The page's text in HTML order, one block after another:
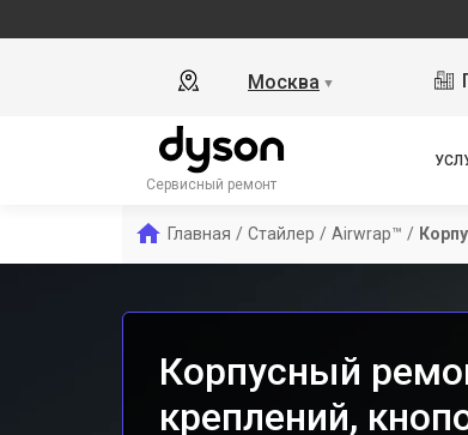
Москва ▼
Сервисный ремонт
Главная / Стайлер / Airwrap™ /
Корпусный
креплений,